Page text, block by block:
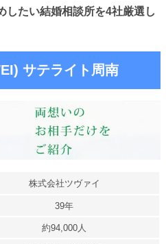
したい結婚相談所を4社厳選し
サテライト周南
株式会社ツヴァイ
39年
約94,000人